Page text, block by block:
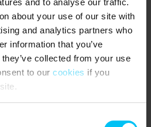
about your use of our site with
and analytics partners who
information that you’ve
collected from your use
to our cookies if you
im Preis inbegriffen und liegt in